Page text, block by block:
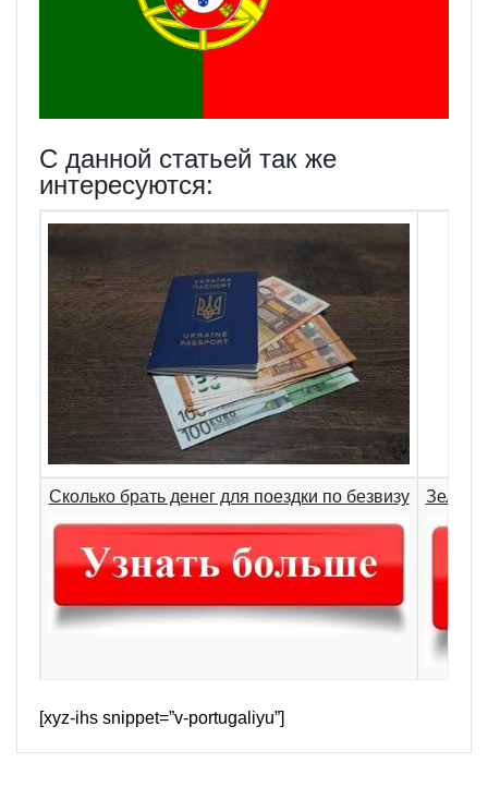
С данной статьей так же
интересуются:
Сколько брать денег для поездки по безвизу
[xyz-ihs snippet=”v-portugaliyu”]